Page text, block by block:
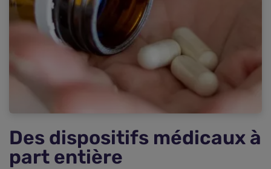
Des dispositifs médicaux à
part entière